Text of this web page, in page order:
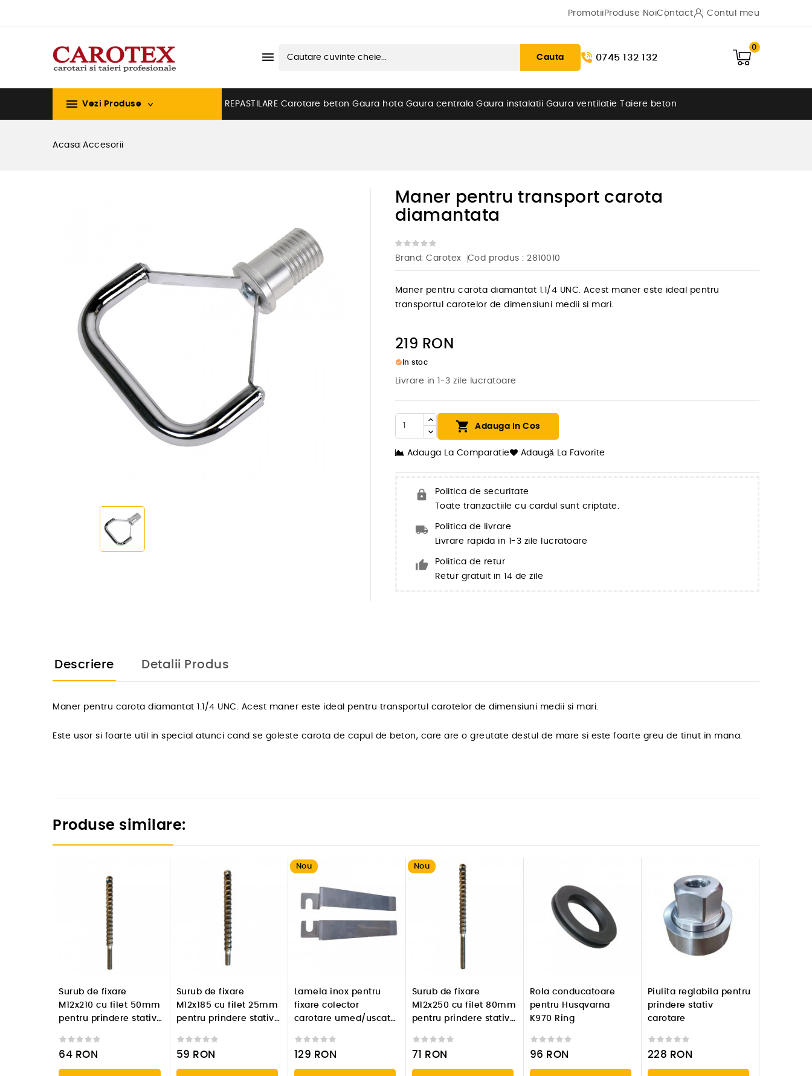
Promotii Produse NoiContact Contul meu
 Cauta 0745 132 132
0
 Vezi Produse REPASTILARE Carotare beton Gaura hota Gaura centrala Gaura instalatii Gaura ventilatie Taiere beton
Acasa Accesorii
Maner pentru transport carota
diamantata
Brand: Carotex Cod produs : 2810010
Maner pentru carota diamantat 1.1/4 UNC. Acest maner este ideal pentru
transportul carotelor de dimensiuni medii si mari.
219 RON
check_circle In stoc
Livrare in 1-3 zile lucratoare
 Adauga In Cos
Adauga La Comparatie Adaugă La Favorite
Politica de securitate
Toate tranzactiile cu cardul sunt criptate.
Politica de livrare
Livrare rapida in 1-3 zile lucratoare
Politica de retur
Retur gratuit in 14 de zile
Descriere Detalii Produs
Maner pentru carota diamantat 1.1/4 UNC. Acest maner este ideal pentru transportul carotelor de dimensiuni medii si mari.
Este usor si foarte util in special atunci cand se goleste carota de capul de beton, care are o greutate destul de mare si este foarte greu de tinut in mana.
Produse similare:
Surub de fixare
M12x210 cu filet 50mm
pentru prindere stativ
64 RON
Surub de fixare
M12x185 cu filet 25mm
pentru prindere stativ
59 RON
Nou
Lamela inox pentru
fixare colector
carotare umed/uscat
129 RON
Nou
Surub de fixare
M12x250 cu filet 80mm
pentru prindere stativ
71 RON
Rola conducatoare
pentru Husqvarna
K970 Ring
96 RON
Piulita reglabila pentru
prindere stativ
carotare
228 RON